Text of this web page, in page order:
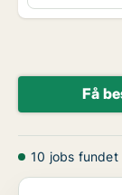
Få
10 jobs fundet
Stabile